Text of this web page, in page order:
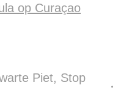
op Curaçao
Piet, Stop